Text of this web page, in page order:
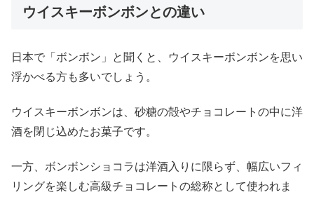
ウイスキーボンボンとの違い
日本で「ボンボン」と聞くと、ウイスキーボンボンを思い
浮かべる方も多いでしょう。
ウイスキーボンボンは、砂糖の殻やチョコレートの中に洋
酒を閉じ込めたお菓子です。
一方、ボンボンショコラは洋酒入りに限らず、幅広いフィ
リングを楽しむ高級チョコレートの総称として使われま